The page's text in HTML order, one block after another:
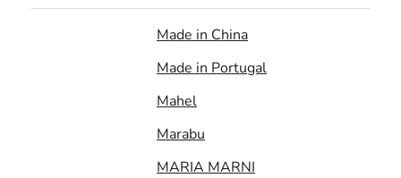
Made in China
Made in Portugal
Mahel
Marabu
MARIA MARNI